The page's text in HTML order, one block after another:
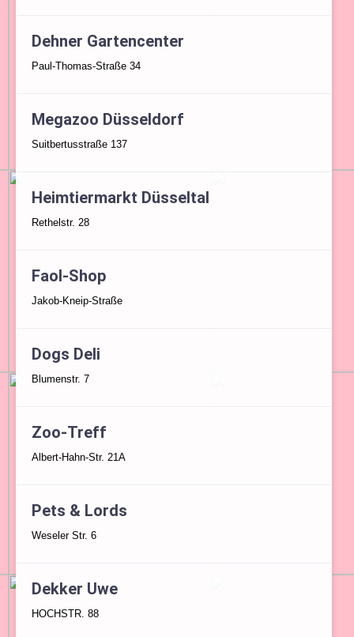
Dehner Gartencenter
Paul-Thomas-Straße 34
Megazoo Düsseldorf
Suitbertusstraße 137
Heimtiermarkt Düsseltal
Rethelstr. 28
Faol-Shop
Jakob-Kneip-Straße
Dogs Deli
Blumenstr. 7
Zoo-Treff
Albert-Hahn-Str. 21A
Pets & Lords
Weseler Str. 6
Dekker Uwe
HOCHSTR. 88